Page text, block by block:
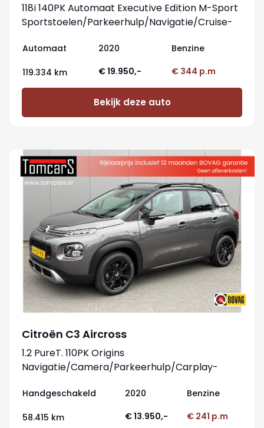
118i 140PK Automaat Executive Edition M-Sport
Sportstoelen/Parkeerhulp/Navigatie/Cruise-
Automaat 2020 Benzine
119.334 km € 19.950,- € 344 p.m
Bekijk deze auto
Citroën C3 Aircross
1.2 PureT. 110PK Origins
Navigatie/Camera/Parkeerhulp/Carplay-
Handgeschakeld 2020 Benzine
58.415 km € 13.950,- € 241 p.m